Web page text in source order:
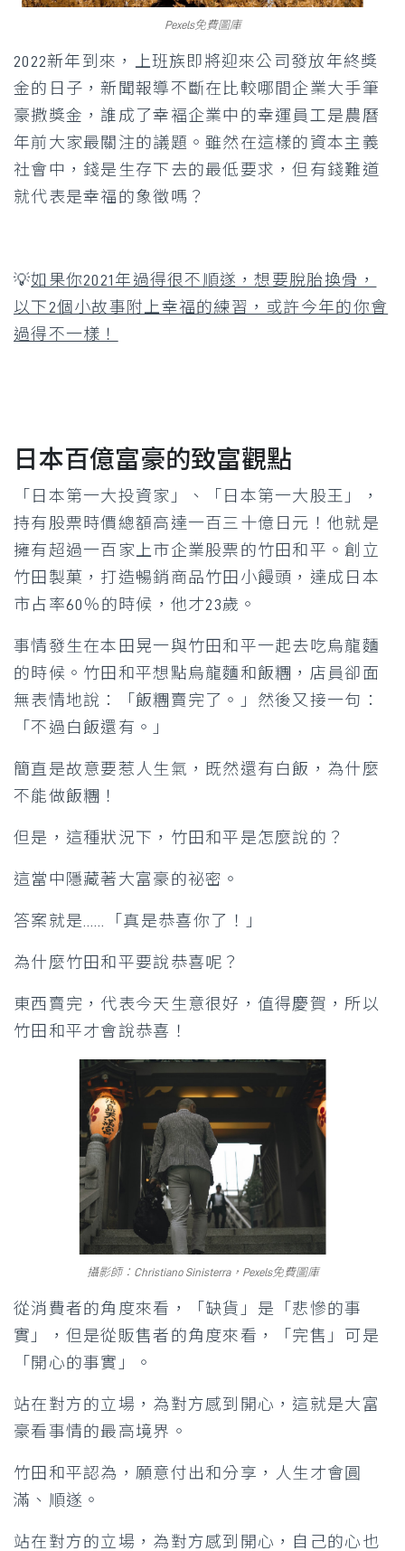
Pexels免費圖庫
2022新年到來，上班族即將迎來公司發放年終獎
金的日子，新聞報導不斷在比較哪間企業大手筆
豪撒獎金，誰成了幸褔企業中的幸運員工是農曆
年前大家最關注的議題。雖然在這樣的資本主義
社會中，錢是生存下去的最低要求，但有錢難道
就代表是幸福的象徵嗎？
💡如果你2021年過得很不順遂，想要脫胎換骨，
以下2個小故事附上幸福的練習，或許今年的你會
過得不一樣！
日本百億富豪的致富觀點
「日本第一大投資家」、「日本第一大股王」，
持有股票時價總額高達一百三十億日元！他就是
擁有超過一百家上市企業股票的竹田和平。創立
竹田製菓，打造暢銷商品竹田小饅頭，達成日本
市占率60％的時候，他才23歲。
事情發生在本田晃一與竹田和平一起去吃烏龍麵
的時候。竹田和平想點烏龍麵和飯糰，店員卻面
無表情地說：「飯糰賣完了。」然後又接一句：
「不過白飯還有。」
簡直是故意要惹人生氣，既然還有白飯，為什麼
不能做飯糰！
但是，這種狀況下，竹田和平是怎麼說的？
這當中隱藏著大富豪的祕密。
答案就是…… 「真是恭喜你了！」
為什麼竹田和平要說恭喜呢？
東西賣完，代表今天生意很好，值得慶賀，所以
竹田和平才會說恭喜！
攝影師：Christiano Sinisterra，Pexels免費圖庫
從消費者的角度來看，「缺貨」是「悲慘的事
實」，但是從販售者的角度來看，「完售」可是
「開心的事實」。
站在對方的立場，為對方感到開心，這就是大富
豪看事情的最高境界。
竹田和平認為，願意付出和分享，人生才會圓
滿、順遂。
站在對方的立場，為對方感到開心，自己的心也